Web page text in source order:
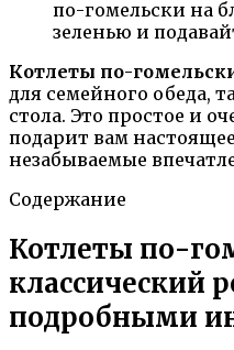
по-гомельски на
зеленью и
Котлеты по-
для семейного обеда,
стола. Это простое и
подарит вам
незабываемые
Содержание
Котлеты по-
классический
подробными